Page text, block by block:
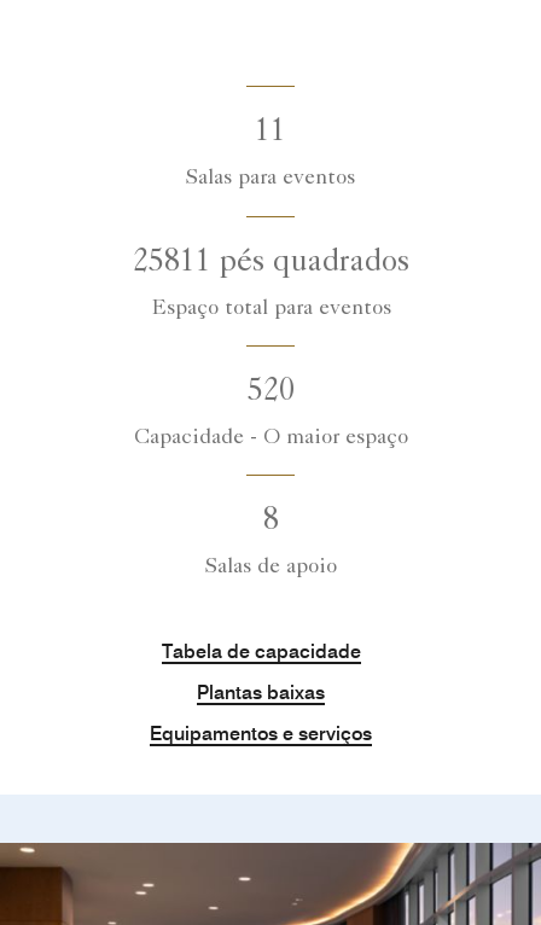
11
Salas para eventos
25811 pés quadrados
Espaço total para eventos
520
Capacidade - O maior espaço
8
Salas de apoio
Tabela de capacidade
Plantas baixas
Equipamentos e serviços